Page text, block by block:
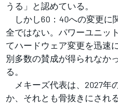
うる」と認めている。
しかし60：40への変更に
全ではない。パワーユニッ
てハードウェア変更を迅速
別多数の賛成が得られなか
る。
メキーズ代表は、2027年
か、それとも骨抜きにされ